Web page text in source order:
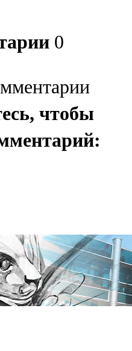
0
чтобы